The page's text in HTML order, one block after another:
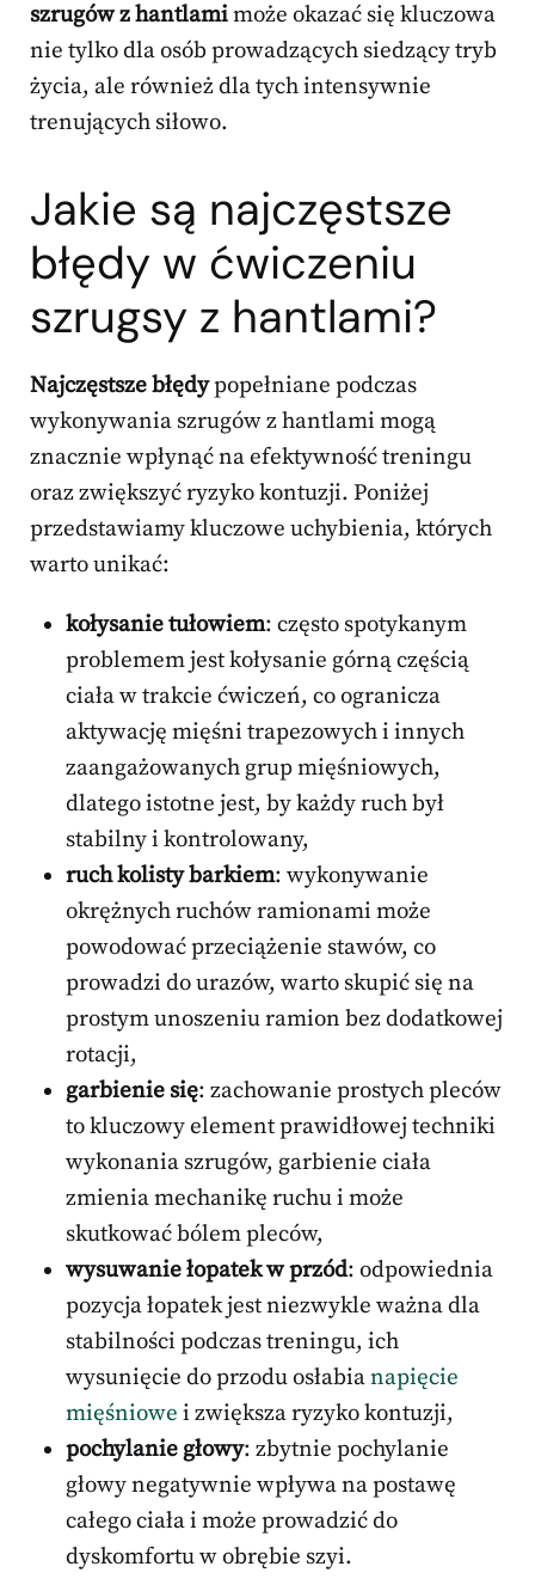
szrugów z hantlamimoże okazać się kluczowa
nie tylko dla osób prowadzących siedzący tryb
życia, ale również dla tych intensywnie
trenujących siłowo.
Jakie są najczęstsze
błędy w ćwiczeniu
szrugsy z hantlami?
Najczęstsze błędypopełniane podczas
wykonywania szrugów z hantlami mogą
znacznie wpłynąć na efektywność treningu
oraz zwiększyć ryzyko kontuzji. Poniżej
przedstawiamy kluczowe uchybienia, których
warto unikać:
kołysanie tułowiem: często spotykanym
problemem jest kołysanie górną częścią
ciała w trakcie ćwiczeń, co ogranicza
aktywację mięśni trapezowych i innych
zaangażowanych grup mięśniowych,
dlatego istotne jest, by każdy ruch był
stabilny i kontrolowany,
ruch kolisty barkiem: wykonywanie
okrężnych ruchów ramionami może
powodować przeciążenie stawów, co
prowadzi do urazów, warto skupić się na
prostym unoszeniu ramion bez dodatkowej
rotacji,
garbienie się: zachowanie prostych pleców
to kluczowy element prawidłowej techniki
wykonania szrugów, garbienie ciała
zmienia mechanikę ruchu i może
skutkować bólem pleców,
wysuwanie łopatek w przód: odpowiednia
pozycja łopatek jest niezwykle ważna dla
stabilności podczas treningu, ich
wysunięcie do przodu osłabianapięcie
mięśniowe i zwiększa ryzyko kontuzji,
pochylanie głowy: zbytnie pochylanie
głowy negatywnie wpływa na postawę
całego ciała i może prowadzić do
dyskomfortu w obrębie szyi.